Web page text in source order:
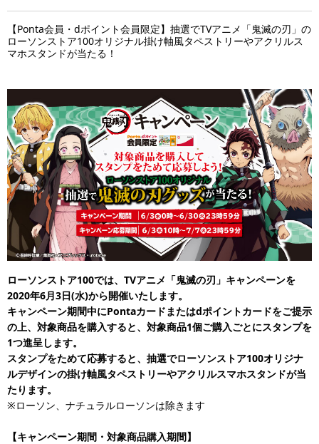
【Ponta会員・dポイント会員限定】抽選でTVアニメ「鬼滅の刃」の
ローソンストア100オリジナル掛け軸風タペストリーやアクリルス
マホスタンドが当たる！
ローソンストア100では、TVアニメ「鬼滅の刃」キャンペーンを
2020年6月3日(水)から開催いたします。
キャンペーン期間中にPontaカードまたはdポイントカードをご提示
の上、対象商品を購入すると、対象商品1個ご購入ごとにスタンプを
1つ進呈します。
スタンプをためて応募すると、抽選でローソンストア100オリジナ
ルデザインの掛け軸風タペストリーやアクリルスマホスタンドが当
たります。
※ローソン、ナチュラルローソンは除きます
【キャンペーン期間・対象商品購入期間】